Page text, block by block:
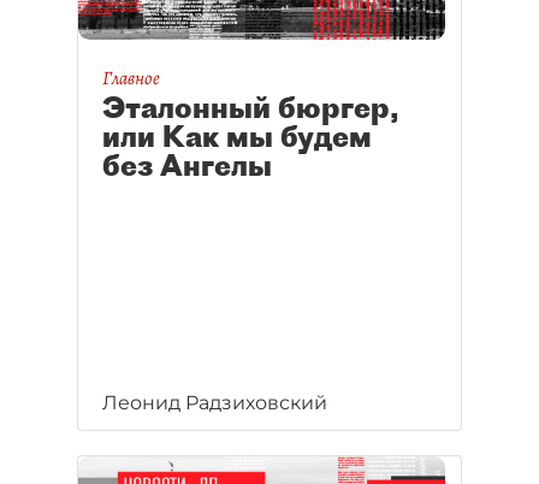
Главное
Эталонный бюргер,
или Как мы будем
без Ангелы
Леонид Радзиховский